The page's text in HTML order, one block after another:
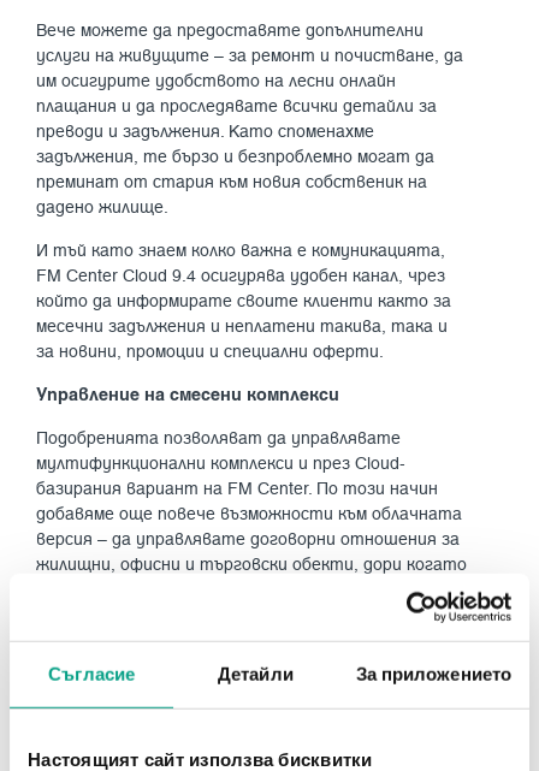
Съгласие Детайли За приложението
Настоящият сайт използва бисквитки
Вече можете да предоставяте допълнителни
услуги на живущите – за ремонт и почистване, да
им осигурите удобството на лесни онлайн
плащания и да проследявате всички детайли за
преводи и задължения. Като споменахме
задължения, те бързо и безпроблемно могат да
преминат от стария към новия собственик на
дадено жилище.
И тъй като знаем колко важна е комуникацията,
FM Center Cloud 9.4 осигурява удобен канал, чрез
който да информирате своите клиенти както за
месечни задължения и неплатени такива, така и
за новини, промоции и специални оферти.
Управление на смесени комплекси
Подобренията позволяват да управлявате
мултифункционални комплекси и през Cloud-
базирания вариант на FM Center. По този начин
добавяме още повече възможности към облачната
версия – да управлявате договорни отношения за
жилищни, офисни и търговски обекти, дори когато
Разберете повече за платформата от нашите
вас.